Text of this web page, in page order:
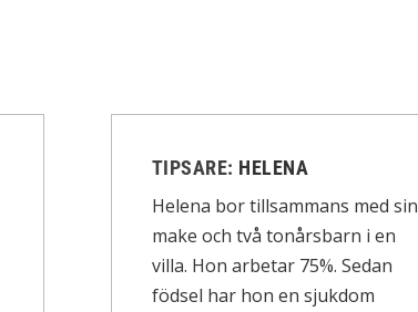
TIPSARE: HELENA
Helena bor tillsammans med sin
make och två tonårsbarn i en
villa. Hon arbetar 75%. Sedan
födsel har hon en sjukdom